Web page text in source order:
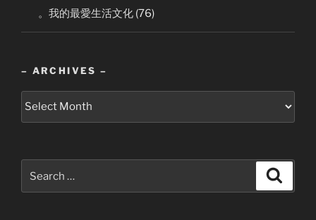
。我的最愛生活文化 (76)
– ARCHIVES –
for: